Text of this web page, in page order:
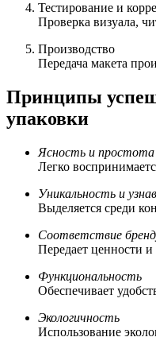
Тестирование и
Проверка визуала,
Производство
Передача макета
Принципы
упаковки
Ясность и простота
Легко
Уникальность и
Выделяется среди
Соответствие
Передает ценности
Функциональность
Обеспечивает
Экологичность
Использование